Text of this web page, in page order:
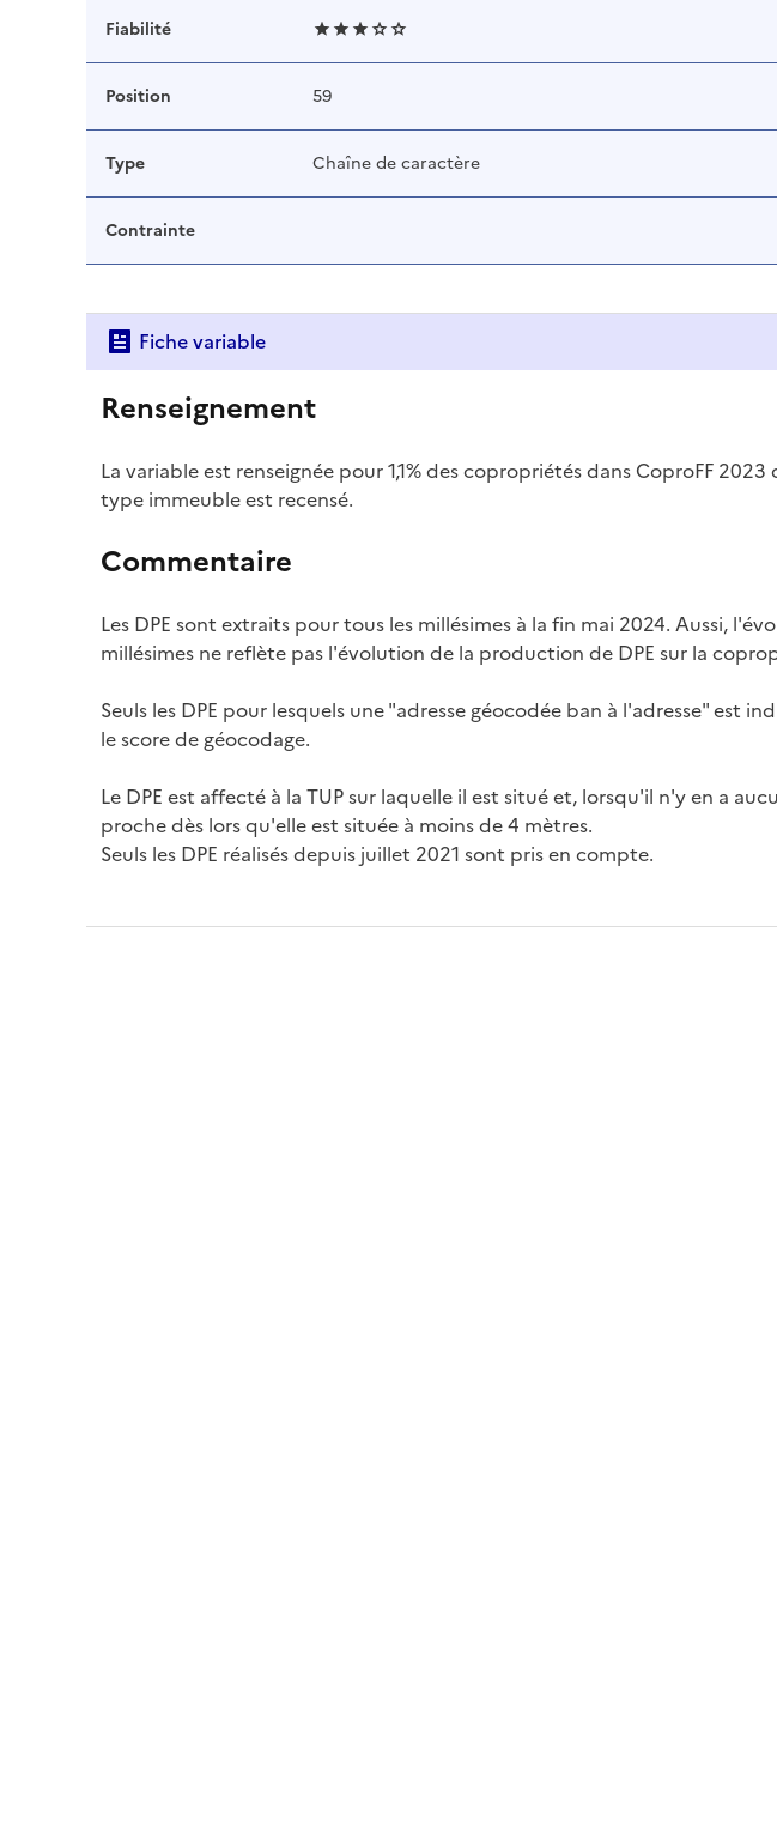
Fiabilité
Position 59
Type Chaîne de caractère
Contrainte
Fiche variable
Renseignement
La variable est renseignée pour 1,1% des copropriétés dans CoproFF
type immeuble est recensé.
Commentaire
Les DPE sont extraits pour tous les millésimes à la fin mai 2024. Aussi,
millésimes ne reflète pas l'évolution de la production de DPE sur la
Seuls les DPE pour lesquels une "adresse géocodée ban à l'adresse" est
le score de géocodage.
Le DPE est affecté à la TUP sur laquelle il est situé et, lorsqu'il n'y en a
proche dès lors qu'elle est située à moins de 4 mètres.
Seuls les DPE réalisés depuis juillet 2021 sont pris en compte.